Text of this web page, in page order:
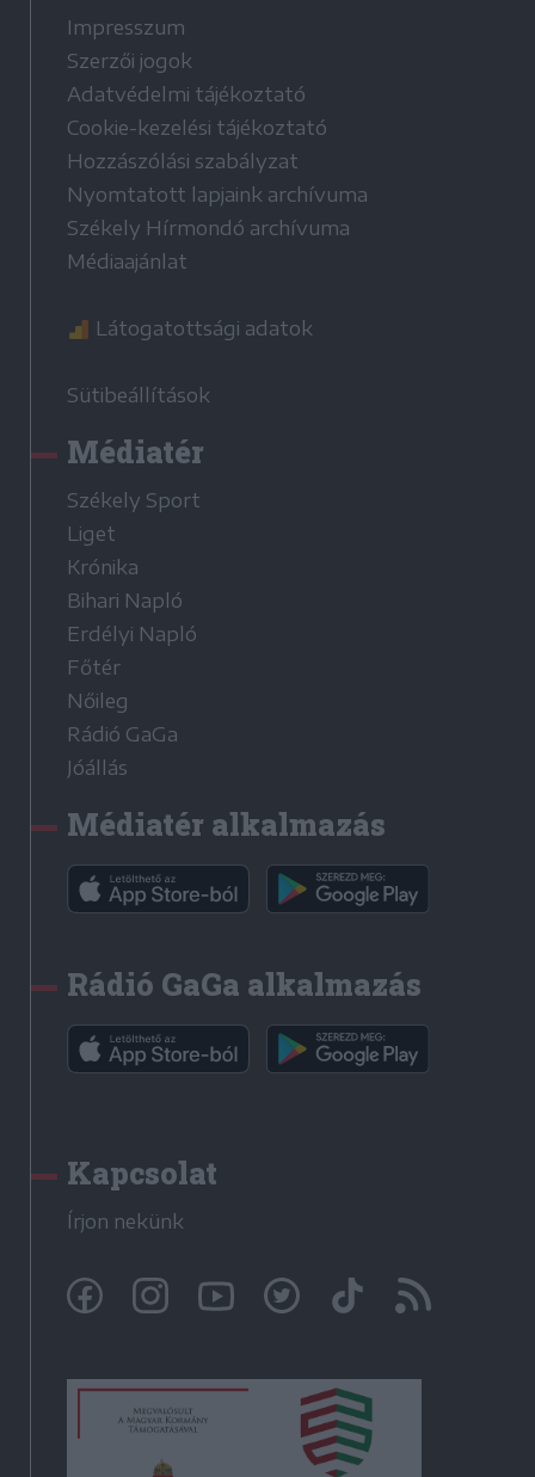
Impresszum
Szerzői jogok
Adatvédelmi tájékoztató
Cookie-kezelési tájékoztató
Hozzászólási szabályzat
Nyomtatott lapjaink archívuma
Székely Hírmondó archívuma
Médiaajánlat
Látogatottsági adatok
Sütibeállítások
Médiatér
Székely Sport
Liget
Krónika
Bihari Napló
Erdélyi Napló
Főtér
Nőileg
Rádió GaGa
Jóállás
Médiatér alkalmazás
Rádió GaGa alkalmazás
Kapcsolat
Írjon nekünk